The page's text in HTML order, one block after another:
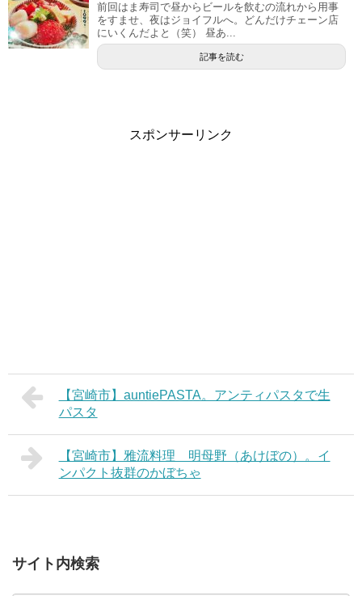
前回はま寿司で昼からビールを飲むの流れから用事
をすませ、夜はジョイフルへ。どんだけチェーン店
にいくんだよと（笑） 昼あ...
記事を読む
スポンサーリンク
【宮崎市】auntiePASTA。アンティパスタで生
パスタ
【宮崎市】雅流料理 明母野（あけぼの）。イ
ンパクト抜群のかぼちゃ
サイト内検索